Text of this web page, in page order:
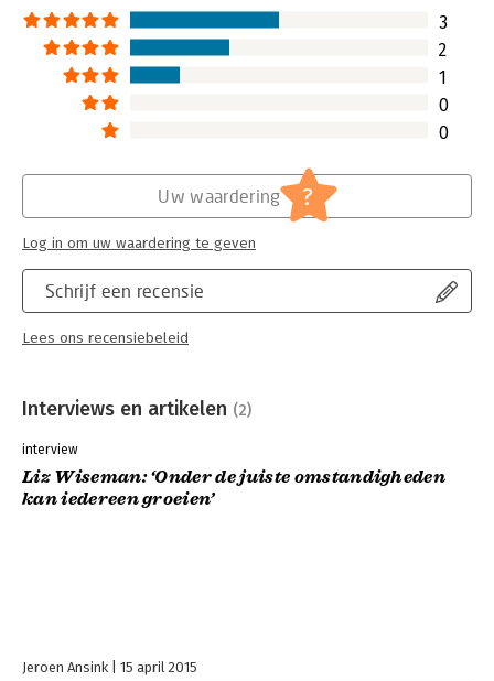
3
2
1
0
0
Schrijf een recensie
Lees ons recensiebeleid
Uw waardering ?
Log in om uw waardering te geven
Interviews en artikelen (2)
interview
Liz Wiseman: ‘Onder de juiste omstandigheden
kan iedereen groeien’
Jeroen Ansink 15 april 2015